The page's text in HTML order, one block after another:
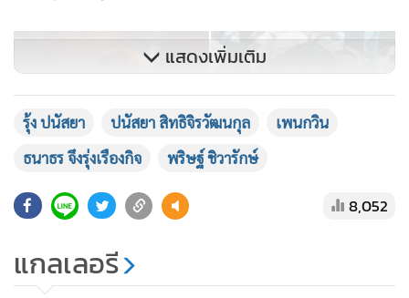
น.ส.ปนัสยา สิทธิจิรวัฒนกุล หรือรุ้ง และนายพริษฐ์ ชิวารักษ์
หรือเพนกวิน (แฟ้มภาพ)
แสดงเพิ่มเติม
รุ้ง ปนัสยา ปนัสยา สิทธิจิรวัฒนกุล
เพนกวิน
ธนาธร จึงรุ่งเรืองกิจ
พริษฐ์ ชิวารักษ์
8,052
แกลเลอรี